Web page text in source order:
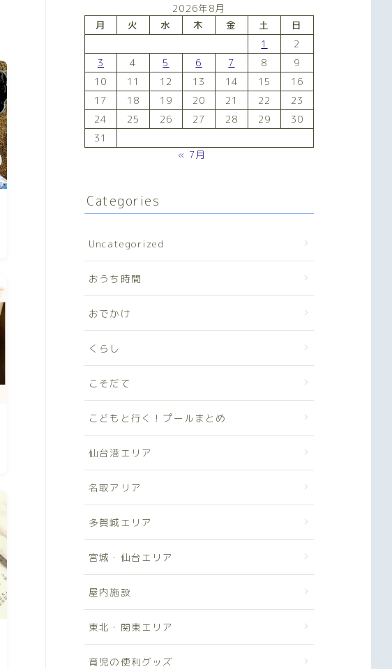
2026年8月
月
火 水 木 金 土
日
1
2
3
4 5 6 7 8
9
10
11 12 13 14 15
16
17
18 19 20 21 22
23
24
25 26 27 28 29
30
31
« 7月
Categories
Uncategorized
おうち時間
おでかけ
くらし
こそだて
こどもと行く！プールまとめ
仙台港エリア
名取アリア
多賀城エリア
宮城・仙台エリア
屋内施設
東北・関東エリア
育児の便利グッズ